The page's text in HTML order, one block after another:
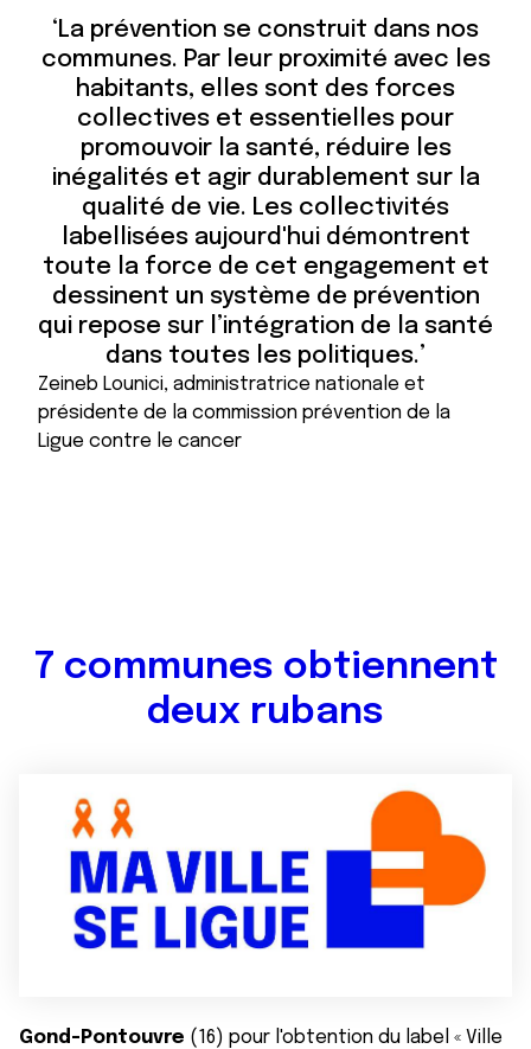
‘La prévention se construit dans nos
communes. Par leur proximité avec les
habitants, elles sont des forces
collectives et essentielles pour
promouvoir la santé, réduire les
inégalités et agir durablement sur la
qualité de vie. Les collectivités
labellisées aujourd'hui démontrent
toute la force de cet engagement et
dessinent un système de prévention
qui repose sur l’intégration de la santé
dans toutes les politiques.’
Zeineb Lounici, administratrice nationale et
présidente de la commission prévention de la
Ligue contre le cancer
7 communes obtiennent
deux rubans
Gond-Pontouvre (16) pour l'obtention du label « Ville